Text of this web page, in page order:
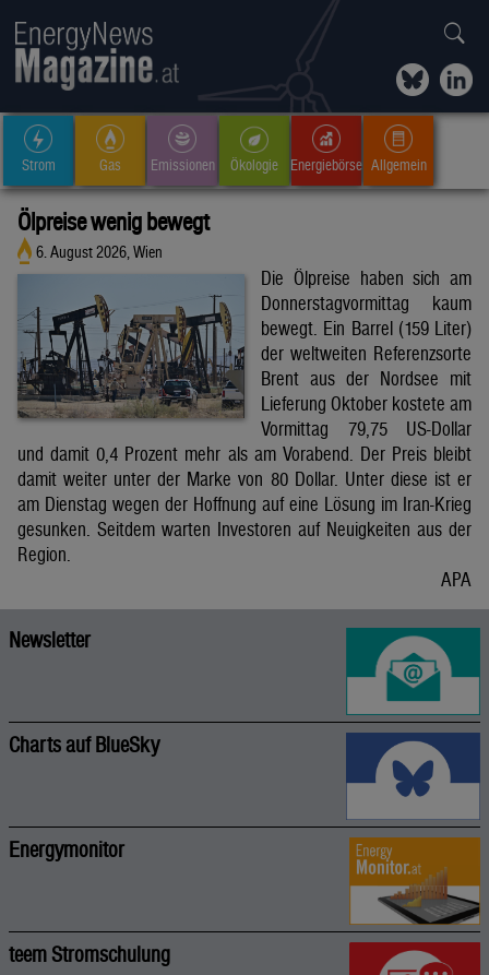
Strom Gas Emissionen Ökologie Energiebörse Allgemein
Ölpreise wenig bewegt
6. August 2026, Wien
Die Ölpreise haben sich am
Donnerstagvormittag kaum
bewegt. Ein Barrel (159 Liter)
der weltweiten Referenzsorte
Brent aus der Nordsee mit
Lieferung Oktober kostete am
Vormittag 79,75 US-Dollar
und damit 0,4 Prozent mehr als am Vorabend. Der Preis bleibt
damit weiter unter der Marke von 80 Dollar. Unter diese ist er
am Dienstag wegen der Hoffnung auf eine Lösung im Iran-Krieg
gesunken. Seitdem warten Investoren auf Neuigkeiten aus der
Region.
APA
Newsletter
Charts auf BlueSky
Energymonitor
teem Stromschulung